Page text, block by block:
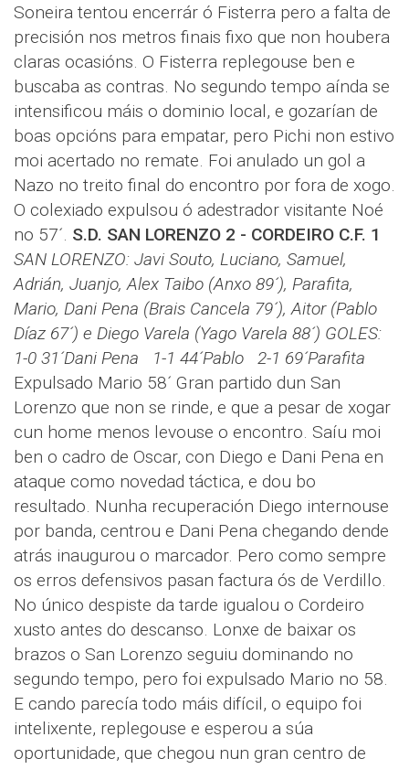
Soneira tentou encerrár ó Fisterra pero a falta de
precisión nos metros finais fixo que non houbera
claras ocasións. O Fisterra replegouse ben e
buscaba as contras. No segundo tempo aínda se
intensificou máis o dominio local, e gozarían de
boas opcións para empatar, pero Pichi non estivo
moi acertado no remate. Foi anulado un gol a
Nazo no treito final do encontro por fora de xogo.
O colexiado expulsou ó adestrador visitante Noé
no 57´. S.D. SAN LORENZO 2 - CORDEIRO C.F. 1
SAN LORENZO: Javi Souto, Luciano, Samuel,
Adrián, Juanjo, Alex Taibo (Anxo 89´), Parafita,
Mario, Dani Pena (Brais Cancela 79´), Aitor (Pablo
Díaz 67´) e Diego Varela (Yago Varela 88´) GOLES:
1-0 31´Dani Pena 1-1 44´Pablo 2-1 69´Parafita
Expulsado Mario 58´ Gran partido dun San
Lorenzo que non se rinde, e que a pesar de xogar
cun home menos levouse o encontro. Saíu moi
ben o cadro de Oscar, con Diego e Dani Pena en
ataque como novedad táctica, e dou bo
resultado. Nunha recuperación Diego internouse
por banda, centrou e Dani Pena chegando dende
atrás inaugurou o marcador. Pero como sempre
os erros defensivos pasan factura ós de Verdillo.
No único despiste da tarde igualou o Cordeiro
xusto antes do descanso. Lonxe de baixar os
brazos o San Lorenzo seguiu dominando no
segundo tempo, pero foi expulsado Mario no 58.
E cando parecía todo máis difícil, o equipo foi
intelixente, replegouse e esperou a súa
oportunidade, que chegou nun gran centro de